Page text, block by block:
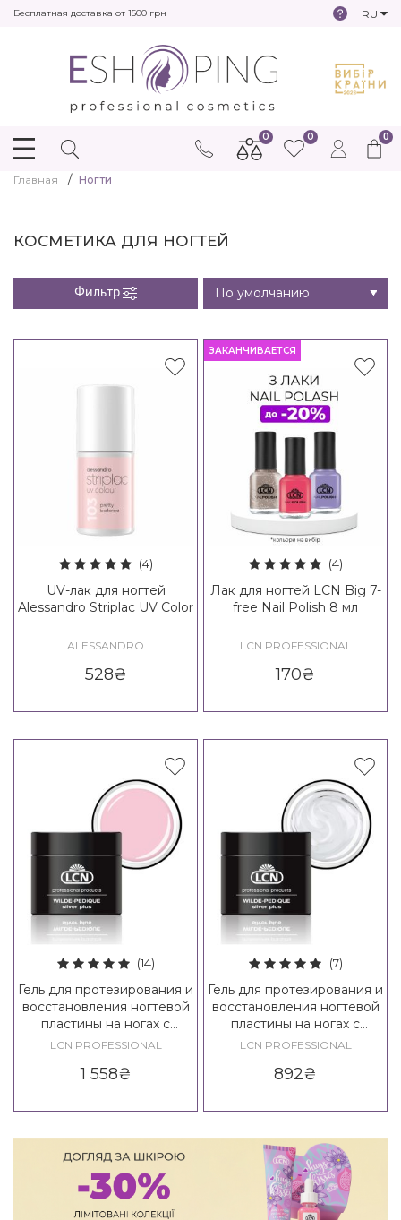
Бесплатная доставка от 1500 грн RU
0
0 0
Главная Ногти
КОСМЕТИКА ДЛЯ НОГТЕЙ
Фильтр
(4)
UV-лак для ногтей
Alessandro Striplac UV Color
ALESSANDRO
528₴
ЗАКАНЧИВАЕТСЯ
(4)
Лак для ногтей LCN Big 7-
free Nail Polish 8 мл
LCN PROFESSIONAL
170₴
(14)
Гель для протезирования и
восстановления ногтевой
пластины на ногах с
серебром LCN WILDE-
LCN PROFESSIONAL
1 558₴
(7)
Гель для протезирования и
восстановления ногтевой
пластины на ногах с
серебром LCN WILDE-
LCN PROFESSIONAL
892₴